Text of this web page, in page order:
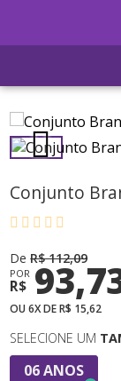
Conjunto
DeR$ 112,09
POR
R$
OU 6X DE R$ 15,62
SELECIONE UM
06 ANOS